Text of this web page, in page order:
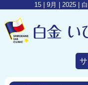
15 | 9月 | 2025 |